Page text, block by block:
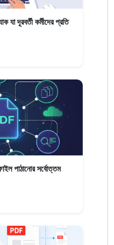
যা দূরবর্তী কর্মীদের প্রতি
পাঠানোর সর্বোত্তম